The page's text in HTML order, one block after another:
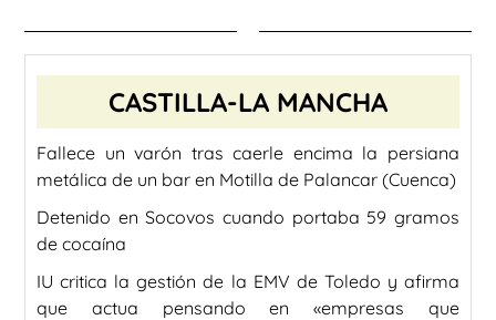
CASTILLA-LA MANCHA
Fallece un varón tras caerle encima la persiana
metálica de un bar en Motilla de Palancar (Cuenca)
Detenido en Socovos cuando portaba 59 gramos
de cocaína
IU critica la gestión de la EMV de Toledo y afirma
que actua pensando en «empresas que